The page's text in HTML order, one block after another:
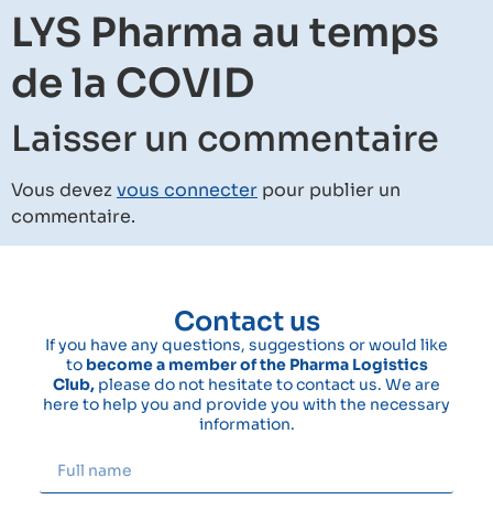
LYS Pharma au temps
de la COVID
Laisser un commentaire
Vous devezvous connecter pour publier un
commentaire.
Contact us
If you have any questions, suggestions or would like
to become a member of the Pharma Logistics
Club, please do not hesitate to contact us. We are
here to help you and provide you with the necessary
information.